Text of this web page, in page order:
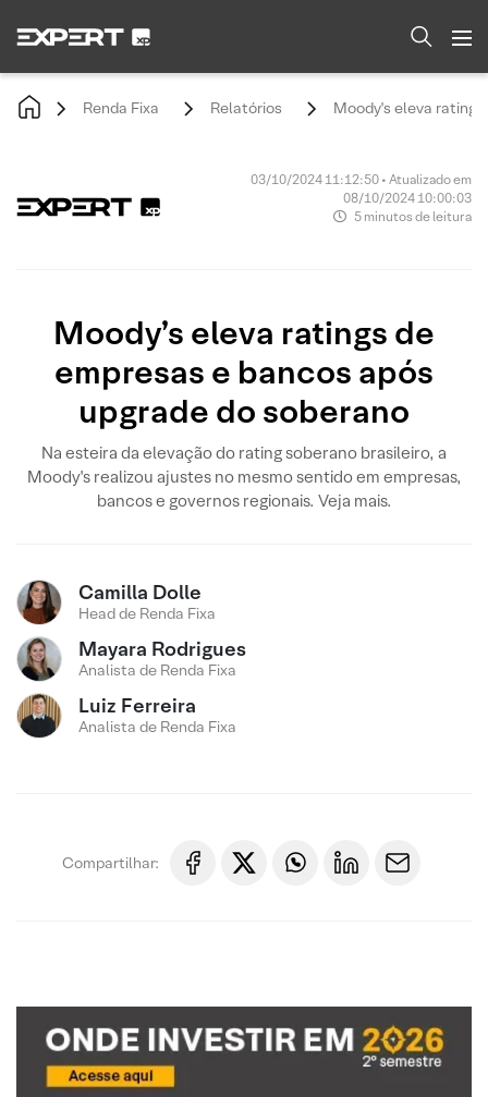
Renda Fixa Relatórios Moody's eleva
03/10/2024 11:12:50 • Atualizado em
08/10/2024 10:00:03
5 minutos de leitura
Moody’s eleva ratings de
empresas e bancos após
upgrade do soberano
Na esteira da elevação do rating soberano brasileiro, a
Moody's realizou ajustes no mesmo sentido em empresas,
bancos e governos regionais. Veja mais.
Camilla Dolle
Head de Renda Fixa
Mayara Rodrigues
Analista de Renda Fixa
Luiz Ferreira
Analista de Renda Fixa
Compartilhar: